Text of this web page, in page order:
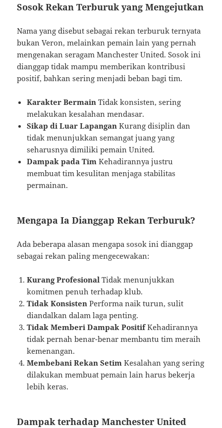
Sosok Rekan Terburuk yang Mengejutkan
Nama yang disebut sebagai rekan terburuk ternyata
bukan Veron, melainkan pemain lain yang pernah
mengenakan seragam Manchester United. Sosok ini
dianggap tidak mampu memberikan kontribusi
positif, bahkan sering menjadi beban bagi tim.
Karakter Bermain Tidak konsisten, sering
melakukan kesalahan mendasar.
Sikap di Luar Lapangan Kurang disiplin dan
tidak menunjukkan semangat juang yang
seharusnya dimiliki pemain United.
Dampak pada Tim Kehadirannya justru
membuat tim kesulitan menjaga stabilitas
permainan.
Mengapa Ia Dianggap Rekan Terburuk?
Ada beberapa alasan mengapa sosok ini dianggap
sebagai rekan paling mengecewakan:
Kurang Profesional Tidak menunjukkan
komitmen penuh terhadap klub.
Tidak Konsisten Performa naik turun, sulit
diandalkan dalam laga penting.
Tidak Memberi Dampak PositifKehadirannya
tidak pernah benar-benar membantu tim meraih
kemenangan.
Membebani Rekan Setim Kesalahan yang sering
dilakukan membuat pemain lain harus bekerja
lebih keras.
Dampak terhadap Manchester United